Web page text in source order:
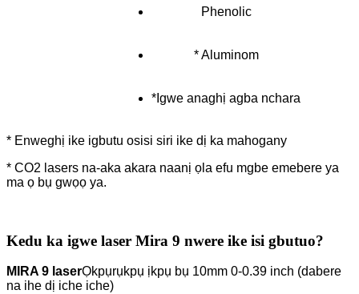
Phenolic
* Aluminom
*Igwe anaghị agba nchara
* Enweghị ike igbutu osisi siri ike dị ka mahogany
* CO2 lasers na-aka akara naanị ọla efu mgbe emebere ya
ma ọ bụ gwọọ ya.
Kedu ka igwe laser Mira 9 nwere ike isi gbutuo?
MIRA 9 laserỌkpụrụkpụ ịkpụ bụ 10mm 0-0.39 inch (dabere
na ihe dị iche iche)